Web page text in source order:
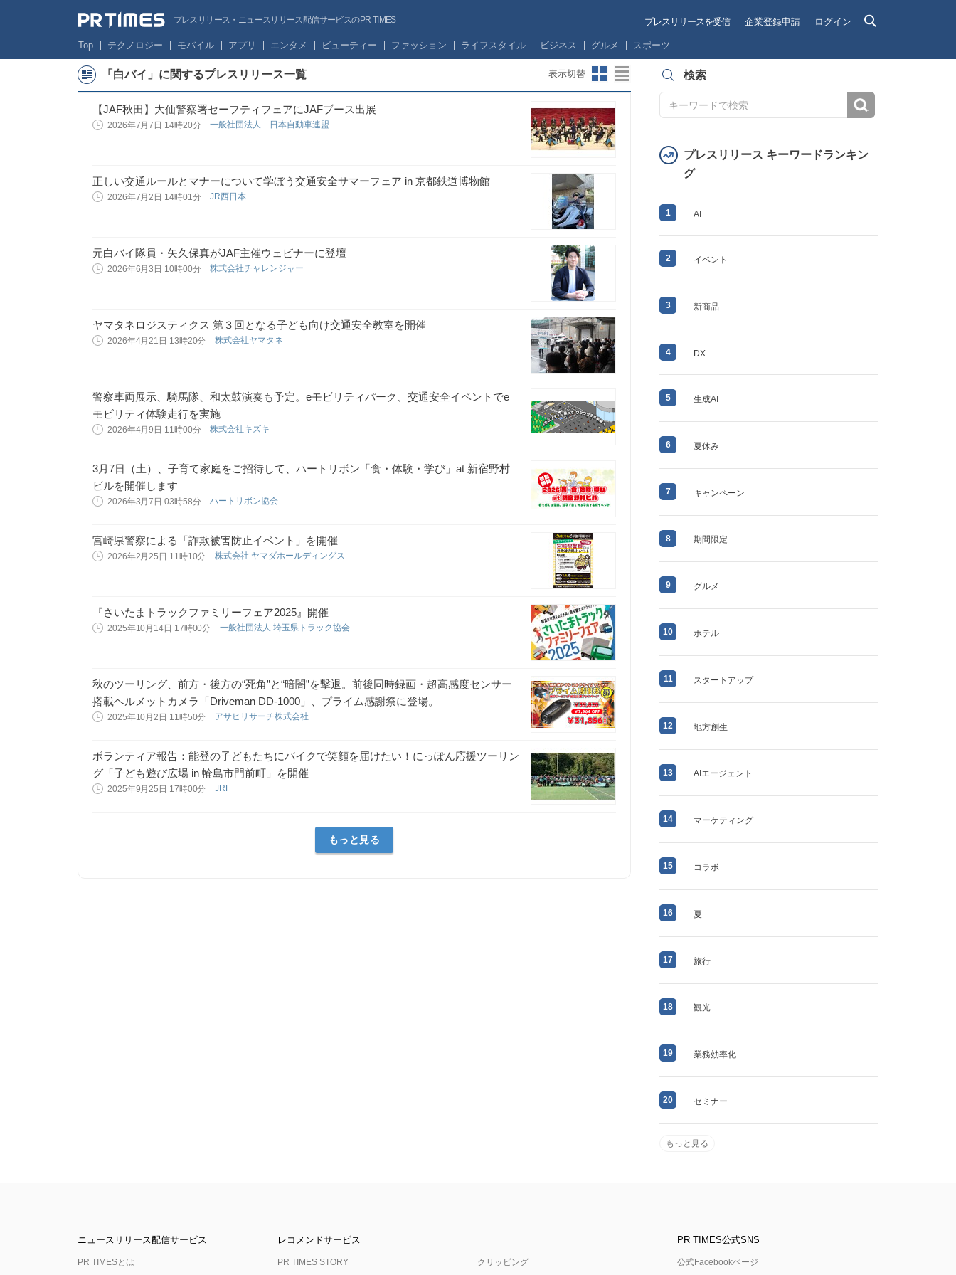
プレスリリース・ニュースリリース配信サービスのPR TIMES プレスリリースを受信 企業登録申請 ログイン
Top テクノロジー モバイル アプリ エンタメ ビューティー ファッション ライフスタイル ビジネス グルメ スポーツ
「白バイ」に関するプレスリリース一覧 表示切替
【JAF秋田】大仙警察署セーフティフェアにJAFブース出展
2026年7月7日 14時20分 一般社団法人 日本自動車連盟
正しい交通ルールとマナーについて学ぼう交通安全サマーフェア in 京都鉄道博物館
2026年7月2日 14時01分 JR西日本
元白バイ隊員・矢久保真がJAF主催ウェビナーに登壇
2026年6月3日 10時00分 株式会社チャレンジャー
ヤマタネロジスティクス 第３回となる子ども向け交通安全教室を開催
2026年4月21日 13時20分 株式会社ヤマタネ
警察車両展示、騎馬隊、和太鼓演奏も予定。eモビリティパーク、交通安全イベントでe
モビリティ体験走行を実施
2026年4月9日 11時00分 株式会社キズキ
3月7日（土）、子育て家庭をご招待して、ハートリボン「食・体験・学び」at 新宿野村
ビルを開催します
2026年3月7日 03時58分 ハートリボン協会
宮崎県警察による「詐欺被害防止イベント」を開催
2026年2月25日 11時10分 株式会社 ヤマダホールディングス
『さいたまトラックファミリーフェア2025』開催
2025年10月14日 17時00分 一般社団法人 埼玉県トラック協会
秋のツーリング、前方・後方の“死角”と“暗闇”を撃退。前後同時録画・超高感度センサー
搭載ヘルメットカメラ「Driveman DD-1000」、プライム感謝祭に登場。
2025年10月2日 11時50分 アサヒリサーチ株式会社
ボランティア報告：能登の子どもたちにバイクで笑顔を届けたい！にっぽん応援ツーリン
グ「子ども遊び広場 in 輪島市門前町」を開催
2025年9月25日 17時00分 JRF
もっと見る
検索
プレスリリース キーワードランキン
グ
1 AI
2 イベント
3 新商品
4 DX
5 生成AI
6 夏休み
7 キャンペーン
8 期間限定
9 グルメ
10 ホテル
11 スタートアップ
12 地方創生
13 AIエージェント
14 マーケティング
15 コラボ
16 夏
17 旅行
18 観光
19 業務効率化
20 セミナー
もっと見る
ニュースリリース配信サービス
PR TIMESとは
レコメンドサービス
PR TIMES STORY クリッピング
PR TIMES公式SNS
公式Facebookページ